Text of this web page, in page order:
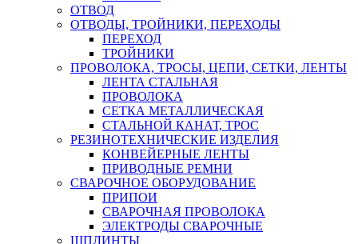
ОТВОД
ОТВОДЫ, ТРОЙНИКИ, ПЕРЕХОДЫ
ПЕРЕХОД
ТРОЙНИКИ
ПРОВОЛОКА, ТРОСЫ, ЦЕПИ, СЕТКИ, ЛЕНТЫ
ЛЕНТА СТАЛЬНАЯ
ПРОВОЛОКА
СЕТКА МЕТАЛЛИЧЕСКАЯ
СТАЛЬНОЙ КАНАТ, ТРОС
РЕЗИНОТЕХНИЧЕСКИЕ ИЗДЕЛИЯ
КОНВЕЙЕРНЫЕ ЛЕНТЫ
ПРИВОДНЫЕ РЕМНИ
СВАРОЧНОЕ ОБОРУДОВАНИЕ
ПРИПОИ
СВАРОЧНАЯ ПРОВОЛОКА
ЭЛЕКТРОДЫ СВАРОЧНЫЕ
ШПЛИНТЫ